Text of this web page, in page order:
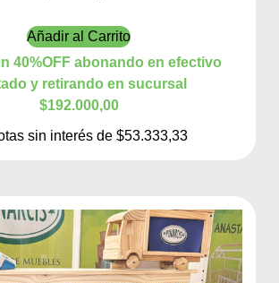
Añadir al Carrito
40%OFF abonando en efectivo
y retirando en sucursal
$192.000,00
sin interés de $53.333,33